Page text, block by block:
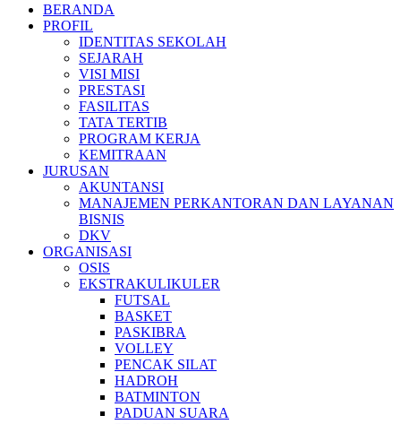
BERANDA
PROFIL
IDENTITAS SEKOLAH
SEJARAH
VISI MISI
PRESTASI
FASILITAS
TATA TERTIB
PROGRAM KERJA
KEMITRAAN
JURUSAN
AKUNTANSI
MANAJEMEN PERKANTORAN DAN LAYANAN
BISNIS
DKV
ORGANISASI
OSIS
EKSTRAKULIKULER
FUTSAL
BASKET
PASKIBRA
VOLLEY
PENCAK SILAT
HADROH
BATMINTON
PADUAN SUARA